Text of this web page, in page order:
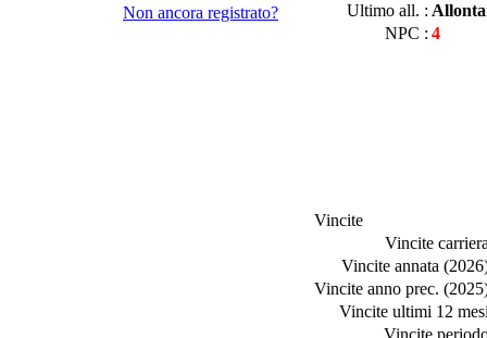
Non ancora registrato?
Ultimo all. :
NPC : 4
Vincite
Vincite
Vincite annata
Vincite anno prec.
Vincite ultimi 12
Vincite